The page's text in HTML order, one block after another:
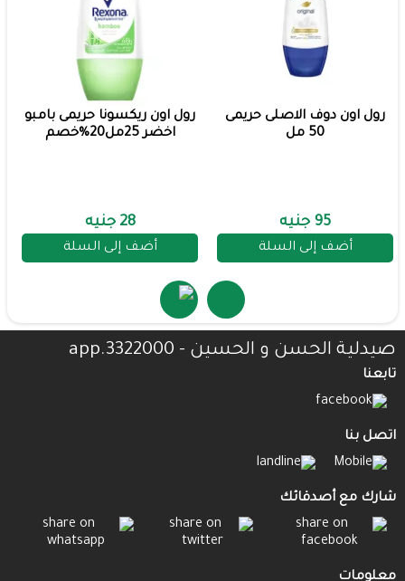
رول اون دوف الاصلى حريمى
50 مل
95 جنيه
أضف إلى السلة
رول اون ريكسونا حريمى بامبو
اخضر 25مل20%خصم
28 جنيه
أضف إلى السلة
صيدلية الحسن و الحسين - 3322000.app
تابعنا
اتصل بنا
شارك مع أصدقائك
معلومات